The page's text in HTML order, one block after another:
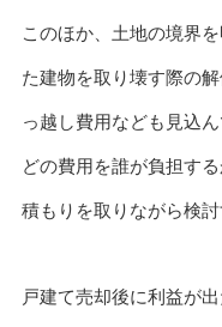
このほか、土地の境界
た建物を取り壊す際の
っ越し費用なども見込
どの費用を誰が負担す
積もりを取りながら検討
戸建て売却後に利益が